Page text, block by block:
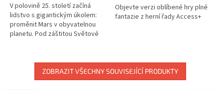
V polovině 25. století začíná
lidstvo s gigantickým úkolem:
proměnit Mars v obyvatelnou
planetu. Pod záštitou Světové
projektů...
Objevte verzi oblíbené hry plné
fantazie z herní řady Access+
ZOBRAZIT VŠECHNY SOUVISEJÍCÍ PRODUKTY